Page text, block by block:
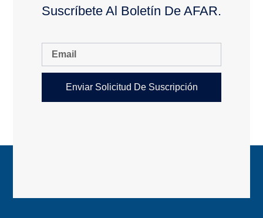
Suscríbete Al Boletín De AFAR.
Enviar Solicitud De Suscripción